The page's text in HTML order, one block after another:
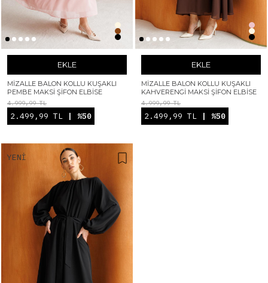
EKLE
MIZALLE BALON KOLLU KUŞAKLI
PEMBE MAKSI ŞIFON ELBISE
4.999,99 TL
2.499,99 TL | %50
EKLE
MIZALLE BALON KOLLU KUŞAKLI
KAHVERENGI MAKSI ŞIFON ELBISE
4.999,99 TL
2.499,99 TL | %50
YENI